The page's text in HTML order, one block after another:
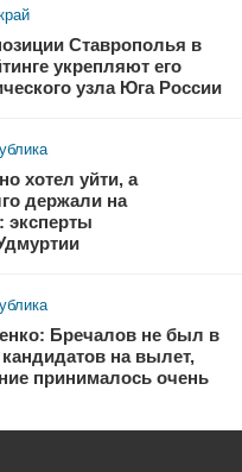
Ставрополья в
укрепляют его
узла Юга России
хотел уйти, а
держали на
эксперты
Бречалов не был в
на вылет,
принималось очень